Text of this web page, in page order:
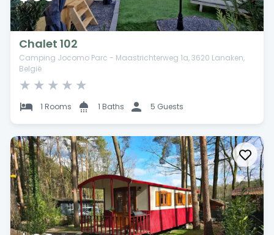
Chalet 102
Camping Jocomo Parc - Maastrichterweg 1a, 3620 Lanaken,
België
★ ★ ★ ★ ★
1 Rooms 1 Baths 5 Guests